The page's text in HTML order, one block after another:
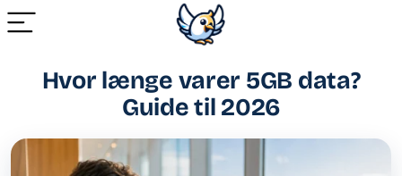
Hvor længe varer 5GB data?
Guide til 2026